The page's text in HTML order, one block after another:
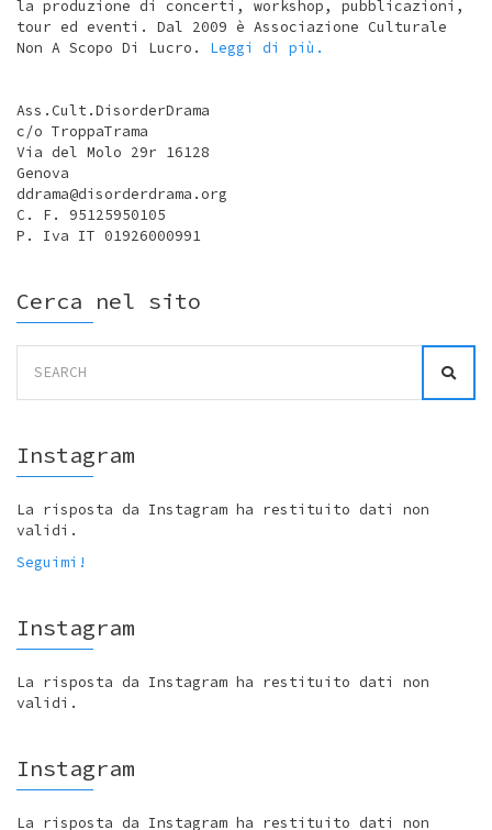
la produzione di concerti, workshop, pubblicazioni,
tour ed eventi. Dal 2009 è Associazione Culturale
Non A Scopo Di Lucro. Leggi di più.
Ass.Cult.DisorderDrama
c/o TroppaTrama
Via del Molo 29r 16128
Genova
ddrama@disorderdrama.org
C. F. 95125950105
P. Iva IT 01926000991
Cerca nel sito
for:
Instagram
La risposta da Instagram ha restituito dati non
validi.
Seguimi!
Instagram
La risposta da Instagram ha restituito dati non
validi.
Instagram
La risposta da Instagram ha restituito dati non